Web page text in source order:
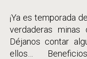
¡Ya es temporada
verdaderas minas
Déjanos contar
ellos…